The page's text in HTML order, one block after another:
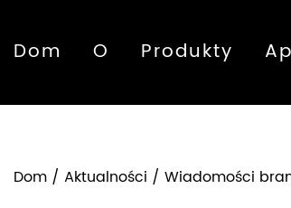
Dom O Produkty
Dom / Aktualności / Wiadomości